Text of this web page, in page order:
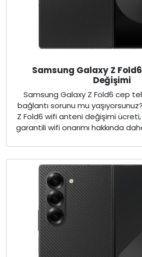
Samsung Galaxy Z
Değişimi
Samsung Galaxy Z Fold6 cep
bağlantı sorunu mu
Z Fold6 wifi anteni değişimi
garantili wifi onarımı hakkında